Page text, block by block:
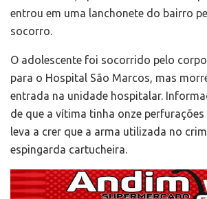
entrou em uma lanchonete do bairro
socorro.
O adolescente foi socorrido pelo
para o Hospital São Marcos, mas
entrada na unidade hospitalar.
de que a vítima tinha onze
leva a crer que a arma utilizada no
espingarda cartucheira.